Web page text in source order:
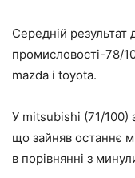
Середній результат
промисловості-78/
mazda і toyota.
У mitsubishi (71/100)
що зайняв останнє
в порівнянні з